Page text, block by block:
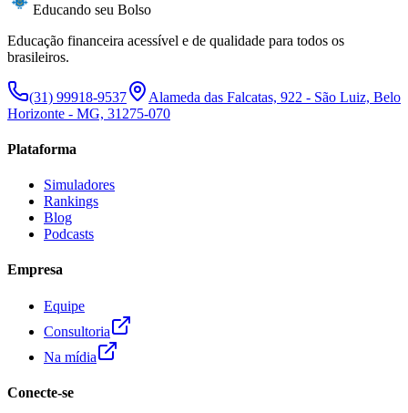
Educando seu Bolso
Educação financeira acessível e de qualidade para todos os
brasileiros.
(31) 99918-9537
Alameda das Falcatas, 922 - São Luiz, Belo
Horizonte - MG, 31275-070
Plataforma
Simuladores
Rankings
Blog
Podcasts
Empresa
Equipe
Consultoria
Na mídia
Conecte-se